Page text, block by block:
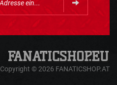
Copyright © 2026 FANATICSHOP.AT